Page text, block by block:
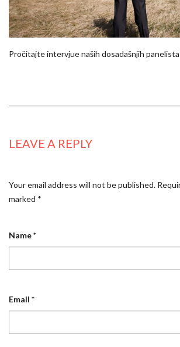
Pročitajte intervjue naših dosadašnjih
LEAVE A REPLY
Your email address will not be published.
marked *
Name*
Email *